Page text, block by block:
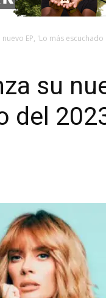
EP, 'Lo más escuchado
su
del